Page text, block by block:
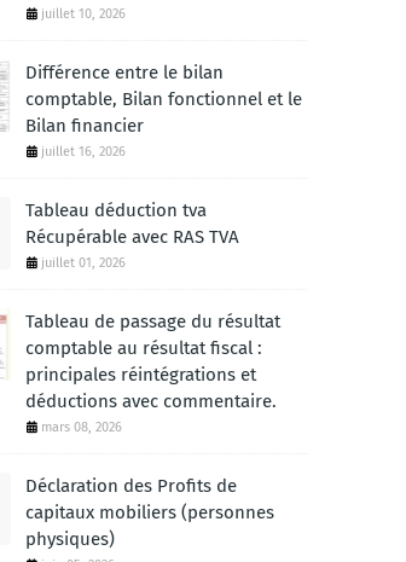
juillet 10, 2026
Différence entre le bilan
comptable, Bilan fonctionnel et le
Bilan financier
juillet 16, 2026
Tableau déduction tva
Récupérable avec RAS TVA
juillet 01, 2026
Tableau de passage du résultat
comptable au résultat fiscal :
principales réintégrations et
déductions avec commentaire.
mars 08, 2026
Déclaration des Profits de
capitaux mobiliers (personnes
physiques)